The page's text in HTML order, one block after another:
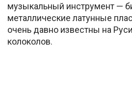
музыкальный инструмент —
металлические латунные
очень давно известны на
колоколов.